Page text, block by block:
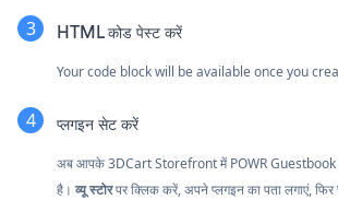
HTML कोड पेस्ट करें
Your code block will be available once you
प्लगइन सेट करें
अब आपके 3DCart Storefront में POWR
है। व्यू स्टोरपर क्लिक करें, अपने प्लगइन का पता लगाएं, फिर